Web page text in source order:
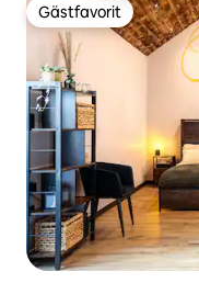
Gästfavorit
Gästfavorit